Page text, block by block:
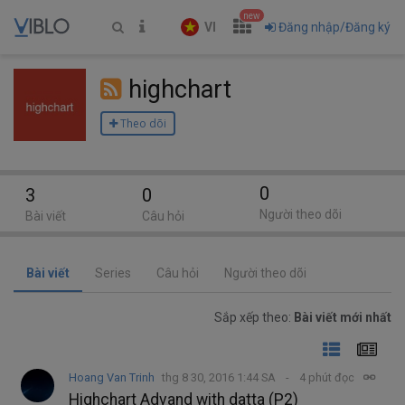
VI
new
Đăng nhập/Đăng ký
highchart
Theo dõi
Bài viết Series Câu hỏi Người theo dõi
Sắp xếp theo: Bài viết mới nhất
Hoang Van Trinh thg 8 30, 2016 1:44 SA 4 phút đọc
Highchart Advand with datta (P2)
3
Bài viết
0
Câu hỏi
0
Người theo dõi